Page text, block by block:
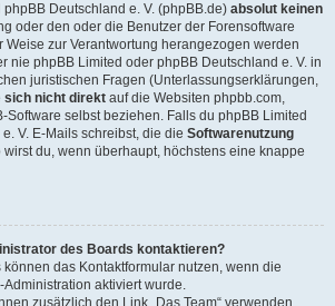
Deutschland e. V. (phpBB.de) absolut keinen
oder den oder die Benutzer der Forensoftware
Weise zur Verantwortung herangezogen werden
nie phpBB Limited oder phpBB Deutschland e. V. in
juristischen Fragen (Unterlassungserklärungen,
sich nicht direkt auf die Websiten phpbb.com,
Software selbst beziehen. Falls du phpBB Limited
V. E-Mails schreibst, die die Softwarenutzung
wirst du, wenn überhaupt, höchstens eine knappe
des Boards kontaktieren?
das Kontaktformular nutzen, wenn die
aktiviert wurde.
zusätzlich den Link „Das Team“ verwenden.